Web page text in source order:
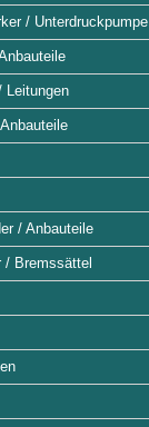
/ Unterdruckpumpe
Leitungen
/ Anbauteile
/ Bremssättel